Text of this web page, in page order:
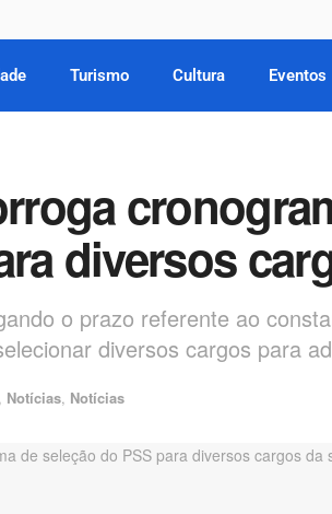
Turismo Cultura Eventos
diversos
o prazo referente ao
diversos cargos para
Notícias, Notícias